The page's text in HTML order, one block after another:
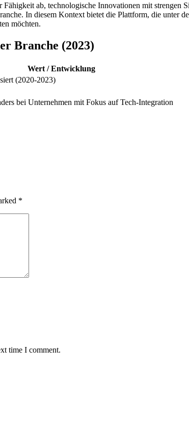
ab, technologische Innovationen mit strengen
In diesem Kontext bietet die Plattform, die unter
möchten.
Branche (2023)
Wert / Entwicklung
(2020-2023)
bei Unternehmen mit Fokus auf Tech-Integration
*
time I comment.